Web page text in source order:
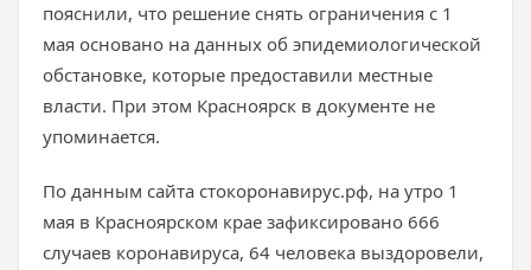
пояснили, что решение снять ограничения с 1
мая основано на данных об эпидемиологической
обстановке, которые предоставили местные
власти. При этом Красноярск в документе не
упоминается.
По данным сайта стокоронавирус.рф, на утро 1
мая в Красноярском крае зафиксировано 666
случаев коронавируса, 64 человека выздоровели,